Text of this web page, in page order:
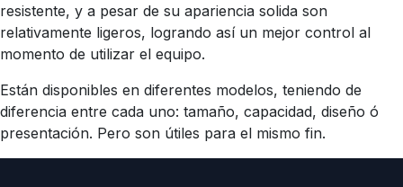
resistente, y a pesar de su apariencia solida son
relativamente ligeros, logrando así un mejor control al
momento de utilizar el equipo.
Están disponibles en diferentes modelos, teniendo de
diferencia entre cada uno: tamaño, capacidad, diseño ó
presentación. Pero son útiles para el mismo fin.